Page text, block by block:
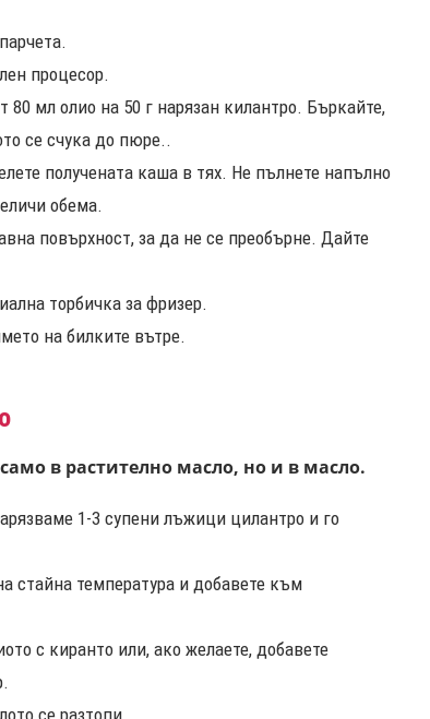
процесор.
80 мл олио на 50 г нарязан килантро. Бъркайте,
се счука до пюре..
получената каша в тях. Не пълнете напълно
обема.
повърхност, за да не се преобърне. Дайте
торбичка за фризер.
на билките вътре.
в растително масло, но и в масло.
1-3 супени лъжици цилантро и го
стайна температура и добавете към
с киранто или, ако желаете, добавете
се разтопи.